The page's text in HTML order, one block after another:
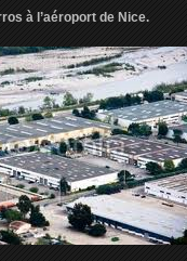
à l’aéroport de Nice.